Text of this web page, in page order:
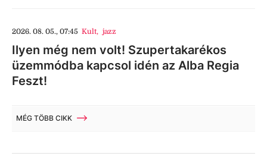
2026. 08. 05., 07:45 Kult, jazz
Ilyen még nem volt! Szupertakarékos
üzemmódba kapcsol idén az Alba Regia
Feszt!
MÉG TÖBB CIKK